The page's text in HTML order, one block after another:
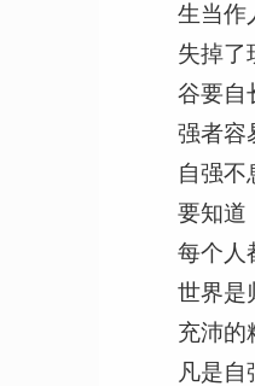
生当作
失掉
谷要
强者
自强
要知道
每个
世界是
充沛的
凡是自